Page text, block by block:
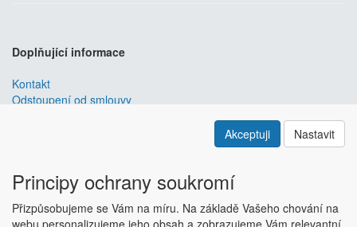
Doplňující informace
Kontakt
Odstoupení od smlouvy
je nejlepším řešením e-commerce pro informační
ESHOP dodáváme předpřipravený s uživatelsky příjemnou
responzivní šablonou, která se dá upravit a optimalizovat na míru.
Akceptuji Nastavit
Principy ochrany soukromí
Přizpůsobujeme se Vám na míru. Na základě Vašeho chování na
webu personalizujeme jeho obsah a zobrazujeme Vám relevantní